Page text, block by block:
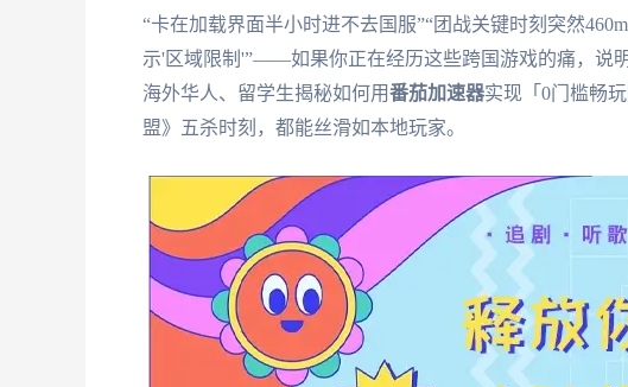
“卡在加载界面半小时进不去国服”“团战关键时刻突然
示'区域限制'”——如果你正在经历这些跨国游戏的痛，说
海外华人、留学生揭秘如何用番茄加速器实现「0门槛畅
盟》五杀时刻，都能丝滑如本地玩家。